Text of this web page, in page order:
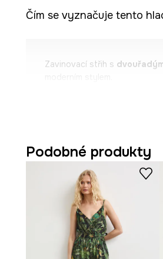
Čím se vyznačuje tento
Zavinovací střih s
Vysoký pas s elastickou
Přiloženýtextilní pásek
bez rukávůdodává
Nášivky na ramenou
Podobné produkty